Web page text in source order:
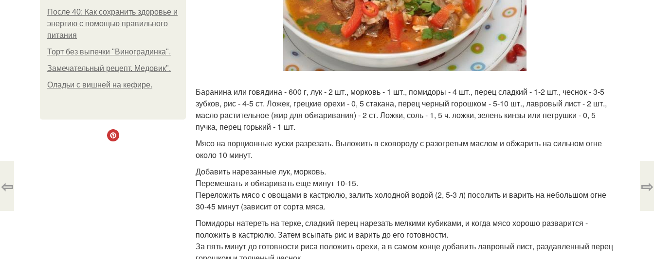
После 40: Как сохранить здоровье и
энергию с помощью правильного
питания
Торт без выпечки "Виноградинка".
Замечательный рецепт. Медовик".
Оладьи с вишней на кефире.
Баранина или говядина - 600 г, лук - 2 шт., морковь - 1 шт., помидоры - 4 шт., перец сладкий - 1-2 шт., чеснок - 3-5
зубков, рис - 4-5 ст. Ложек, грецкие орехи - 0, 5 стакана, перец черный горошком - 5-10 шт., лавровый лист - 2 шт.,
масло растительное (жир для обжаривания) - 2 ст. Ложки, соль - 1, 5 ч. ложки, зелень кинзы или петрушки - 0, 5
пучка, перец горький - 1 шт.
Мясо на порционные куски разрезать. Выложить в сковороду с разогретым маслом и обжарить на сильном огне
около 10 минут.
Добавить нарезанные лук, морковь.
Перемешать и обжаривать еще минут 10-15.
Переложить мясо с овощами в кастрюлю, залить холодной водой (2, 5-3 л) посолить и варить на небольшом огне
30-45 минут (зависит от сорта мяса.
Помидоры натереть на терке, сладкий перец нарезать мелкими кубиками, и когда мясо хорошо разварится -
положить в кастрюлю. Затем всыпать рис и варить до его готовности.
За пять минут до готовности риса положить орехи, а в самом конце добавить лавровый лист, раздавленный перец
⇦ ⇨